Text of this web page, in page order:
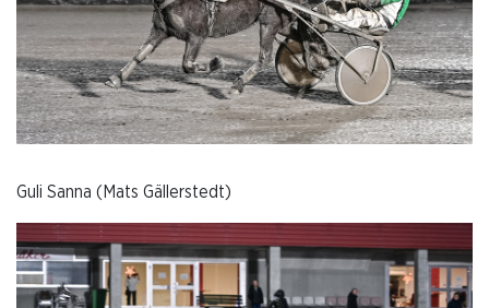
Guli Sanna (Mats Gällerstedt)